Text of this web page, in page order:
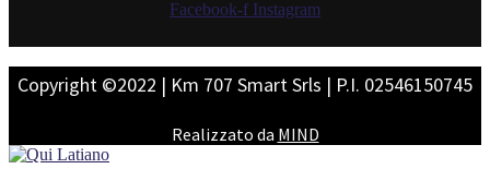
Facebook-f Instagram
Copyright ©2022 | Km 707 Smart Srls | P.I. 02546150745
Realizzato da MIND